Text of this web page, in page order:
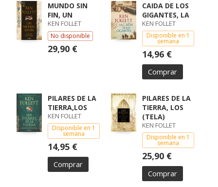
MUNDO SIN
FIN, UN
KEN FOLLET
No disponible
29,90 €
CAIDA DE LOS
GIGANTES, LA
KEN FOLLET
Disponible en 1
semana
14,96 €
Comprar
PILARES DE LA
TIERRA,LOS
KEN FOLLET
Disponible en 1
semana
14,95 €
Comprar
PILARES DE LA
TIERRA, LOS
(TELA)
KEN FOLLET
Disponible en 1
semana
25,90 €
Comprar